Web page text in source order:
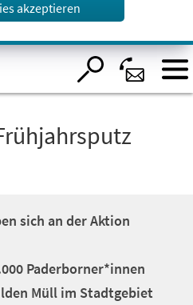
akzeptieren
sich an der Aktion
Paderborner*innen
Müll im Stadtgebiet